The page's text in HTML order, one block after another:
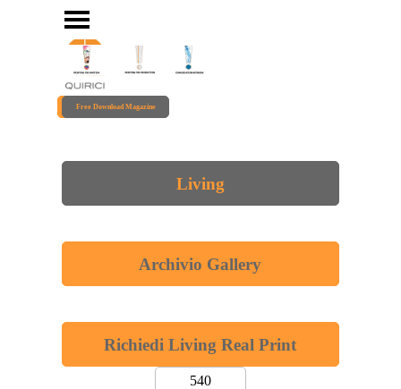
Salta menù
Free Download Magazine
Living
Archivio Gallery
Richiedi Living Real Print
540